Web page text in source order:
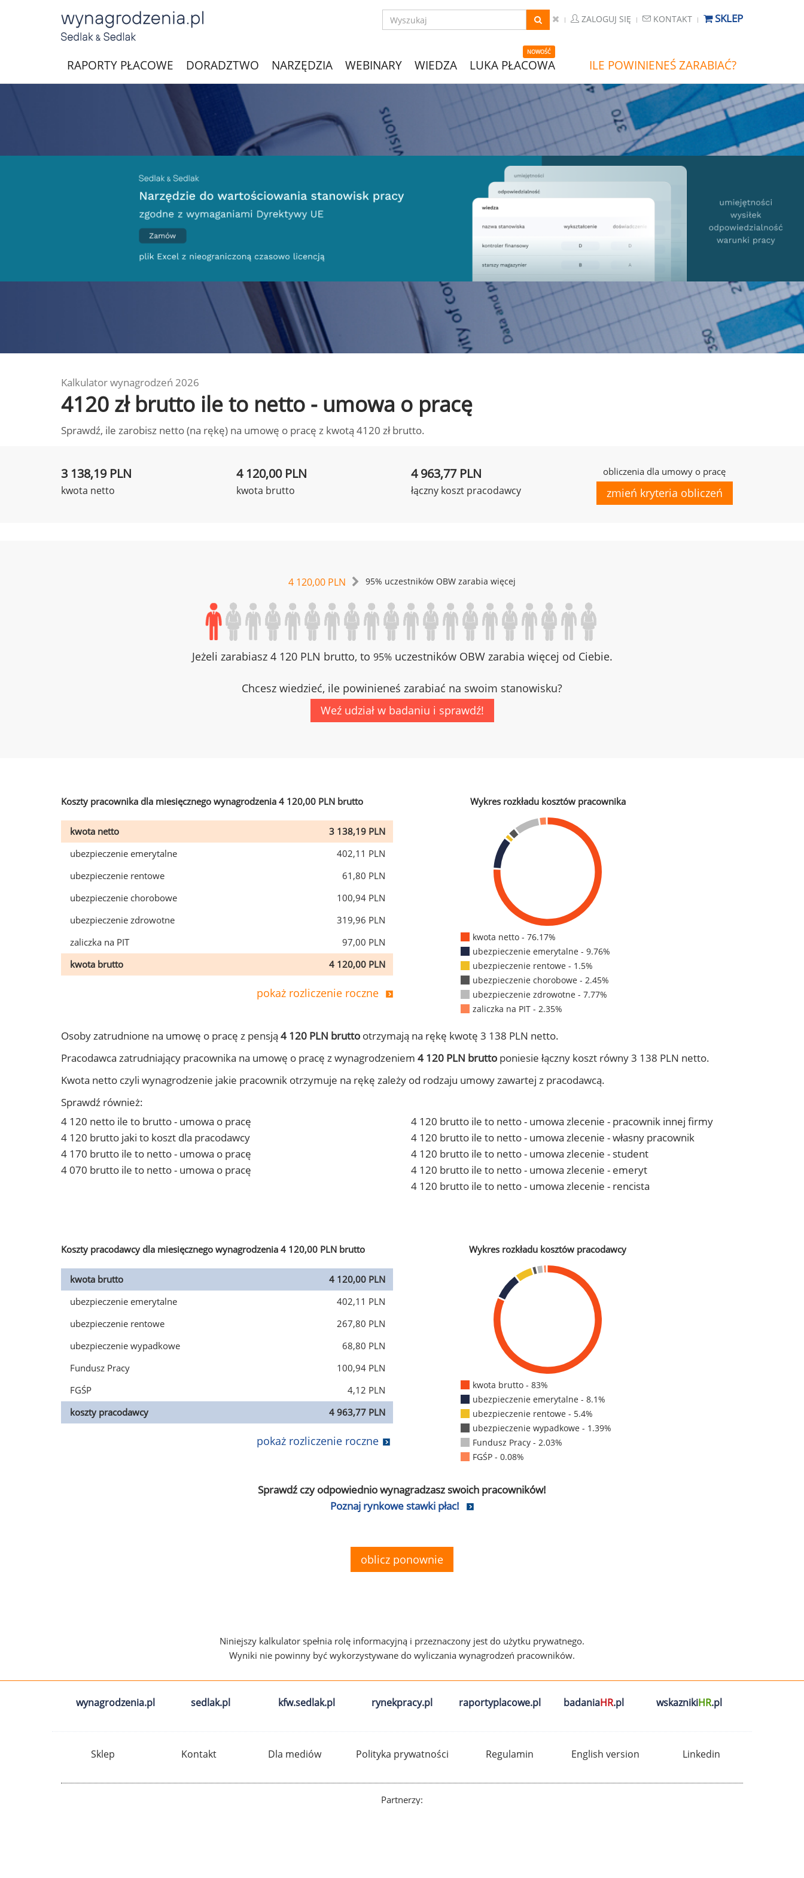
ZALOGUJ SIĘ KONTAKT SKLEP
RAPORTY PŁACOWE DORADZTWO NARZĘDZIA WEBINARY WIEDZA
NOWOŚĆ
LUKA PŁACOWA ILE POWINIENEŚ ZARABIAĆ?
Kalkulator wynagrodzeń 2026
4120 zł brutto ile to netto - umowa o pracę
Sprawdź, ile zarobisz netto (na rękę) na umowę o pracę z kwotą 4120 zł brutto.
3 138,19 PLN
kwota netto
4 120,00 PLN
kwota brutto
4 963,77 PLN
łączny koszt pracodawcy
obliczenia dla umowy o pracę
zmień kryteria obliczeń
4 120,00 PLN 95% uczestników OBW zarabia więcej
Jeżeli zarabiasz 4 120 PLN brutto, to 95%uczestników OBW zarabia więcej od Ciebie.
Chcesz wiedzieć, ile powinieneś zarabiać na swoim stanowisku?
Weź udział w badaniu i sprawdź!
Koszty pracownika dla miesięcznego wynagrodzenia 4 120,00 PLN brutto
kwota netto
3 138,19 PLN
ubezpieczenie emerytalne
402,11 PLN
ubezpieczenie rentowe
61,80 PLN
ubezpieczenie chorobowe
100,94 PLN
ubezpieczenie zdrowotne
319,96 PLN
zaliczka na PIT
97,00 PLN
kwota brutto
4 120,00 PLN
pokaż rozliczenie roczne
Wykres rozkładu kosztów pracownika
kwota netto - 76.17%
ubezpieczenie emerytalne - 9.76%
ubezpieczenie rentowe - 1.5%
ubezpieczenie chorobowe - 2.45%
ubezpieczenie zdrowotne - 7.77%
zaliczka na PIT - 2.35%
Osoby zatrudnione na umowę o pracę z pensją 4 120 PLN brutto otrzymają na rękę kwotę 3 138 PLN netto.
Pracodawca zatrudniający pracownika na umowę o pracę z wynagrodzeniem 4 120 PLN brutto poniesie łączny koszt równy 3 138 PLN netto.
Kwota netto czyli wynagrodzenie jakie pracownik otrzymuje na rękę zależy od rodzaju umowy zawartej z pracodawcą.
Sprawdź również:
4 120 netto ile to brutto - umowa o pracę
4 120 brutto jaki to koszt dla pracodawcy
4 170 brutto ile to netto - umowa o pracę
4 070 brutto ile to netto - umowa o pracę
4 120 brutto ile to netto - umowa zlecenie - pracownik innej firmy
4 120 brutto ile to netto - umowa zlecenie - własny pracownik
4 120 brutto ile to netto - umowa zlecenie - student
4 120 brutto ile to netto - umowa zlecenie - emeryt
4 120 brutto ile to netto - umowa zlecenie - rencista
Koszty pracodawcy dla miesięcznego wynagrodzenia 4 120,00 PLN brutto
kwota brutto
4 120,00 PLN
ubezpieczenie emerytalne
402,11 PLN
ubezpieczenie rentowe
267,80 PLN
ubezpieczenie wypadkowe
68,80 PLN
Fundusz Pracy
100,94 PLN
FGŚP
4,12 PLN
koszty pracodawcy
4 963,77 PLN
pokaż rozliczenie roczne
Wykres rozkładu kosztów pracodawcy
kwota brutto - 83%
ubezpieczenie emerytalne - 8.1%
ubezpieczenie rentowe - 5.4%
ubezpieczenie wypadkowe - 1.39%
Fundusz Pracy - 2.03%
FGŚP - 0.08%
Sprawdź czy odpowiednio wynagradzasz swoich pracowników!
Poznaj rynkowe stawki płac!
oblicz ponownie
Niniejszy kalkulator spełnia rolę informacyjną i przeznaczony jest do użytku prywatnego.
Wyniki nie powinny być wykorzystywane do wyliczania wynagrodzeń pracowników.
wynagrodzenia.pl sedlak.pl kfw.sedlak.pl rynekpracy.pl raportyplacowe.pl badaniaHR.pl wskaznikiHR.pl
Sklep Kontakt Dla mediów Polityka prywatności Regulamin English version Linkedin
Partnerzy: